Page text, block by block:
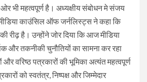
ओर भी महत्वपूर्ण है। अध्यक्षीय संबोधन मे संजय
मीडिया काउंसिल ऑफ जर्नलिस्ट्स ने कहा कि
रीढ़ है। उन्होंने जोर दिया कि आज मीडिया
और तकनीकी चुनौतियों का सामना कर रहा
वरिष्ठ पत्रकारों की भूमिका अत्यंत महत्वपूर्ण
को स्वतंत्र, निष्पक्ष और जिम्मेदार